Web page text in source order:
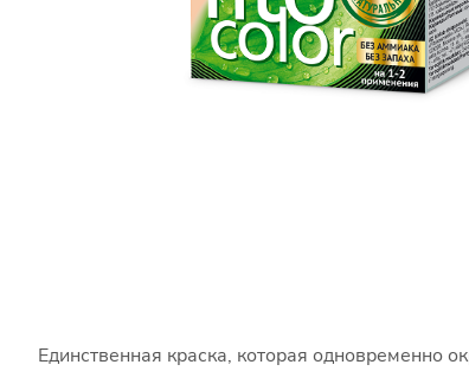
Единственная краска, которая одновременно